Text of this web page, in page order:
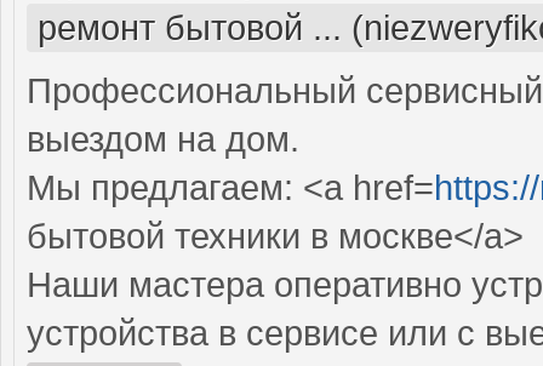
ремонт бытовой ...
Профессиональный
выездом на дом.
Мы предлагаем: <a href=
бытовой техники в москве</a>
Наши мастера оперативно
устройства в сервисе или с